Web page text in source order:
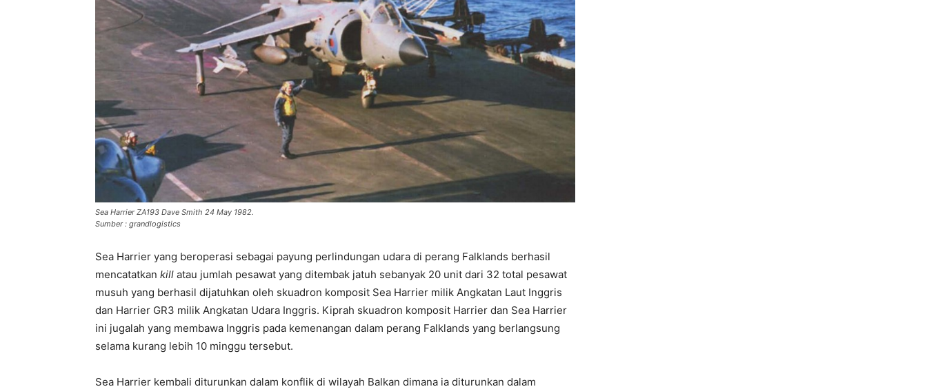
Sea Harrier ZA193 Dave Smith 24 May 1982.
Sumber : grandlogistics
Sea Harrier yang beroperasi sebagai payung perlindungan udara di perang Falklands berhasil
mencatatkan kill atau jumlah pesawat yang ditembak jatuh sebanyak 20 unit dari 32 total pesawat
musuh yang berhasil dijatuhkan oleh skuadron komposit Sea Harrier milik Angkatan Laut Inggris
dan Harrier GR3 milik Angkatan Udara Inggris. Kiprah skuadron komposit Harrier dan Sea Harrier
ini jugalah yang membawa Inggris pada kemenangan dalam perang Falklands yang berlangsung
selama kurang lebih 10 minggu tersebut.
Sea Harrier kembali diturunkan dalam konflik di wilayah Balkan dimana ia diturunkan dalam